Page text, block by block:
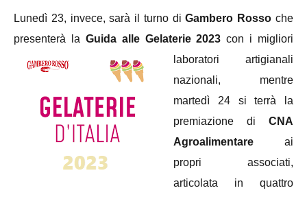
Lunedì 23, invece, sarà il turno diGambero Rosso che
presenterà la Guida alle Gelaterie2023 con i migliori
laboratori artigianali
nazionali, mentre
martedì 24 si terrà la
premiazione di CNA
Agroalimentare ai
propri associati,
articolata in quattro